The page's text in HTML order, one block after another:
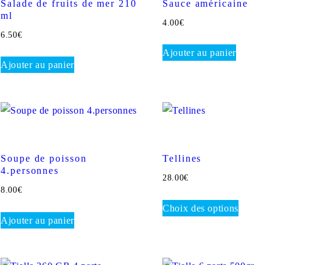
Salade de fruits de mer 210
ml
6.50€
Ajouter au panier
Sauce américaine
4.00€
Ajouter au panier
Soupe de poisson
4.personnes
8.00€
Ajouter au panier
Tellines
28.00€
Choix des options